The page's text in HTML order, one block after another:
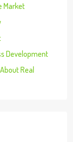
Market
Development
Real